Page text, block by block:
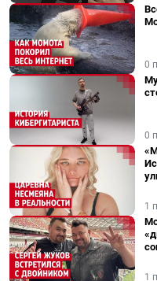
0
0
1
1